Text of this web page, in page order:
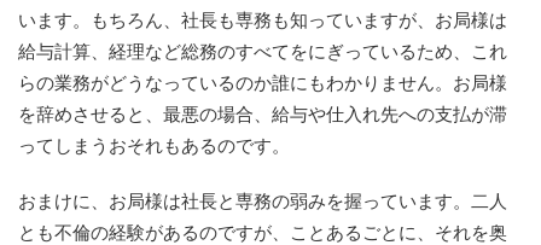
います。もちろん、社長も専務も知っていますが、お局様は
給与計算、経理など総務のすべてをにぎっているため、これ
らの業務がどうなっているのか誰にもわかりません。お局様
を辞めさせると、最悪の場合、給与や仕入れ先への支払が滞
ってしまうおそれもあるのです。
おまけに、お局様は社長と専務の弱みを握っています。二人
とも不倫の経験があるのですが、ことあるごとに、それを奥